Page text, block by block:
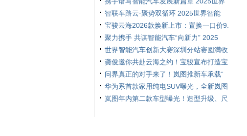
智联车路云·聚势双循环 2025世界智能
宝骏云海2026款焕新上市：置换一口价9.
聚力携手 共谋智能汽车“向新力” 2025
世界智能汽车创新大赛深圳分站赛圆满收
龚俊邀你共赴云海之约！宝骏宣布打造宝
问界真正的对手来了！岚图推新车承载“
华为系首款家用纯电SUV曝光，全新岚图
岚图年内第二款车型曝光！造型升级、尺